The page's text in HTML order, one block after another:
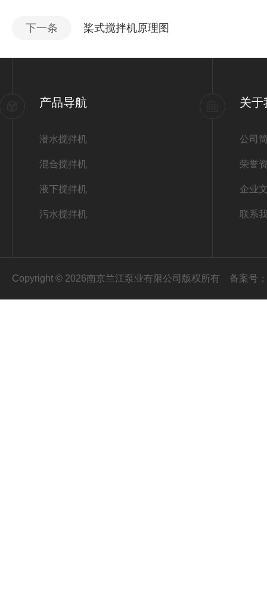
下一条 桨式搅拌机原理图
产品导航
潜水搅拌机
混合搅拌机
液下搅拌机
污水搅拌机
关于
公司
荣誉
企业
联系
Copyright © 2026南京兰江泵业有限公司版权所有 备案号